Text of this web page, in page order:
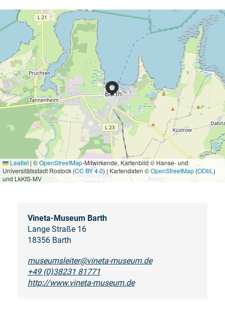
Leaflet | ©OpenStreetMap-Mitwirkende, Kartenbild © Hanse- und
Universitätsstadt Rostock (CC BY 4.0) | Kartendaten ©OpenStreetMap (ODbL )
und LkKfS-MV
Vineta-Museum Barth
Lange Straße 16
18356 Barth
museumsleiter@vineta-museum.de
+49 (0)38231 81771
http://www.vineta-museum.de